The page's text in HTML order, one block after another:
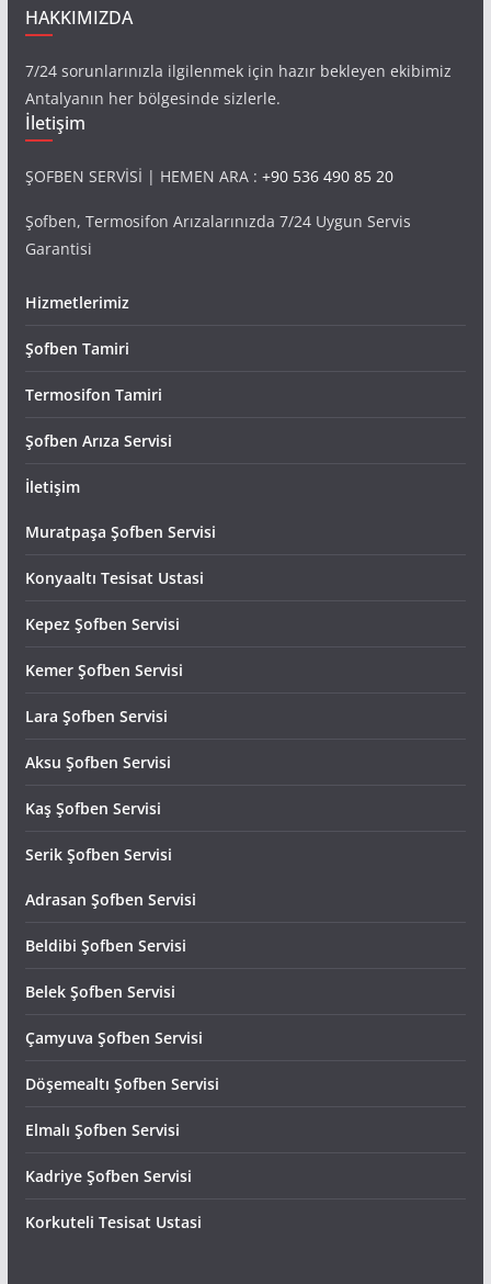
HAKKIMIZDA
7/24 sorunlarınızla ilgilenmek için hazır bekleyen ekibimiz
Antalyanın her bölgesinde sizlerle.
İletişim
ŞOFBEN SERVİSİ | HEMEN ARA : +90 536 490 85 20
Şofben, Termosifon Arızalarınızda 7/24 Uygun Servis
Garantisi
Hizmetlerimiz
Şofben Tamiri
Termosifon Tamiri
Şofben Arıza Servisi
İletişim
Muratpaşa Şofben Servisi
Konyaaltı Tesisat Ustasi
Kepez Şofben Servisi
Kemer Şofben Servisi
Lara Şofben Servisi
Aksu Şofben Servisi
Kaş Şofben Servisi
Serik Şofben Servisi
Adrasan Şofben Servisi
Beldibi Şofben Servisi
Belek Şofben Servisi
Çamyuva Şofben Servisi
Döşemealtı Şofben Servisi
Elmalı Şofben Servisi
Kadriye Şofben Servisi
Korkuteli Tesisat Ustasi